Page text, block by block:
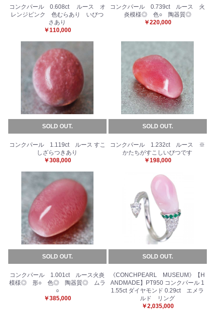
コンクパール 0.608ct ルース オ
レンジピンク 色むらあり いびつ
さあり
￥110,000
コンクパール 0.739ct ルース 火
炎模様◎ 色○ 陶器質◎
￥220,000
SOLD OUT.
コンクパール 1.119ct ルース すこ
しざらつきあり
￥308,000
SOLD OUT.
コンクパール 1.232ct ルース ※
かたちがすこしいびつです
￥198,000
SOLD OUT.
コンクパール 1.001ct ルース火炎
模様◎ 形○ 色◎ 陶器質◎ ムラ
○
￥385,000
SOLD OUT.
《CONCHPEARL MUSEUM》【H
ANDMADE】PT950 コンクパール 1
1.55ct ダイヤモンド 0.29ct エメラ
ルド リング
￥2,035,000